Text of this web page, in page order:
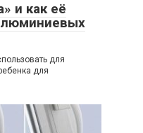
и как её
для
для